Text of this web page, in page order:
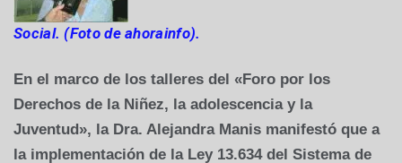
Social. (Foto de ahorainfo).
En el marco de los talleres del «Foro por los
Derechos de la Niñez, la adolescencia y la
Juventud», la Dra. Alejandra Manis manifestó que a
la implementación de la Ley 13.634 del Sistema de